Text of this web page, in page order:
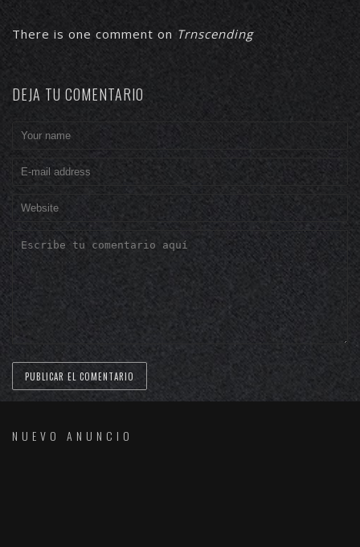
There is one comment on Trnscending
DEJA TU COMENTARIO
NUEVO ANUNCIO